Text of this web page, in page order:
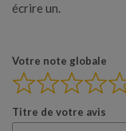
écrire un.
Votre note globale
Titre de votre avis